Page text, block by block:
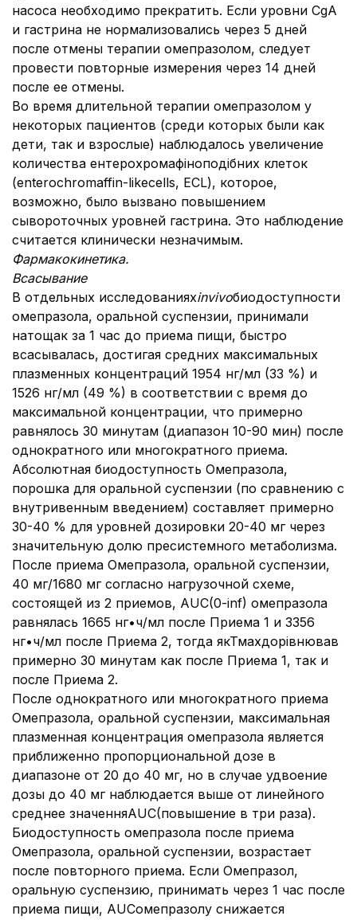
насоса необходимо прекратить. Если уровни CgA
и гастрина не нормализовались через 5 дней
после отмены терапии омепразолом, следует
провести повторные измерения через 14 дней
после ее отмены.
Во время длительной терапии омепразолом у
некоторых пациентов (среди которых были как
дети, так и взрослые) наблюдалось увеличение
количества ентерохромафіноподібних клеток
(enterochromaffin-likecells, ECL), которое,
возможно, было вызвано повышением
сывороточных уровней гастрина. Это наблюдение
считается клинически незначимым.
Фармакокинетика.
Всасывание
В отдельных исследованияхinvivoбиодоступности
омепразола, оральной суспензии, принимали
натощак за 1 час до приема пищи, быстро
всасывалась, достигая средних максимальных
плазменных концентраций 1954 нг/мл (33 %) и
1526 нг/мл (49 %) в соответствии с время до
максимальной концентрации, что примерно
равнялось 30 минутам (диапазон 10-90 мин) после
однократного или многократного приема.
Абсолютная биодоступность Омепразола,
порошка для оральной суспензии (по сравнению с
внутривенным введением) составляет примерно
30-40 % для уровней дозировки 20-40 мг через
значительную долю пресистемного метаболизма.
После приема Омепразола, оральной суспензии,
40 мг/1680 мг согласно нагрузочной схеме,
состоящей из 2 приемов, AUC(0-inf) омепразола
равнялась 1665 нг•ч/мл после Приема 1 и 3356
нг•ч/мл после Приема 2, тогда якТмахдорівнював
примерно 30 минутам как после Приема 1, так и
после Приема 2.
После однократного или многократного приема
Омепразола, оральной суспензии, максимальная
плазменная концентрация омепразола является
приближенно пропорциональной дозе в
диапазоне от 20 до 40 мг, но в случае удвоение
дозы до 40 мг наблюдается выше от линейного
среднее значенняAUC(повышение в три раза).
Биодоступность омепразола после приема
Омепразола, оральной суспензии, возрастает
после повторного приема. Если Омепразол,
оральную суспензию, принимать через 1 час после
приема пищи, AUCомепразолу снижается